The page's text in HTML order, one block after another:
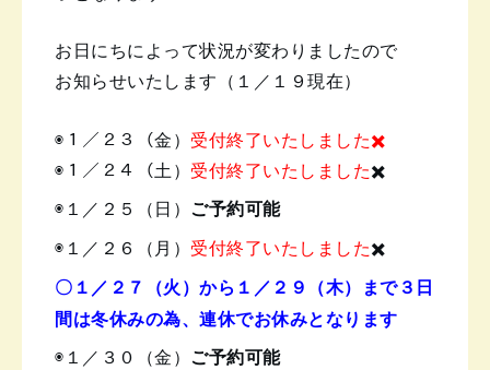
お日にちによって状況が変わりましたので
お知らせいたします（１／１９現在）
◉１／２３（金） 受付終了いたしました✖️
◉１／２４（土） 受付終了いたしました✖️
◉１／２５（日） ご予約可能
◉１／２６（月） 受付終了いたしました✖️
〇１／２７（火）から１／２９（木）まで３日
間は冬休みの為、連休でお休みとなります
◉１／３０（金） ご予約可能